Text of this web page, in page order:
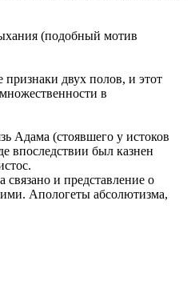
(подобный мотив
признаки двух полов, и этот
в
Адама (стоявшего у истоков
впоследствии был казнен
и представление о
Апологеты абсолютизма,